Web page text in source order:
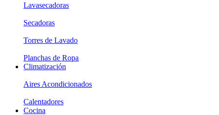
Lavasecadoras
Secadoras
Torres de Lavado
Planchas de Ropa
Climatización
Aires Acondicionados
Calentadores
Cocina